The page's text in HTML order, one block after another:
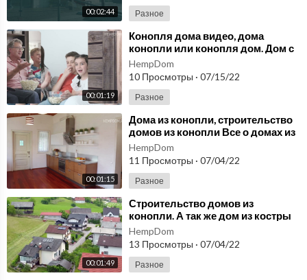
00:02:44 Разное
00:01:19
⁣Конопля дома видео, дома
конопли или конопля дом. Дом с
конопли, строительства дома из
конопли!
HempDom
10 Просмотры · 07/15/22
Разное
00:01:15
⁣Дома из конопли, строительство
домов из конопли Все о домах из
костры конопли, конопля дома
видео!
HempDom
11 Просмотры · 07/04/22
Разное
00:01:49
⁣Строительство домов из
конопли. А так же дом из костры
конопли, конопля дома -видео,
дома конопли!
HempDom
13 Просмотры · 07/04/22
Разное